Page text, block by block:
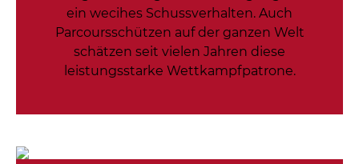
ein wecihes Schussverhalten. Auch
Parcoursschützen auf der ganzen Welt
schätzen seit vielen Jahren diese
leistungsstarke Wettkampfpatrone.